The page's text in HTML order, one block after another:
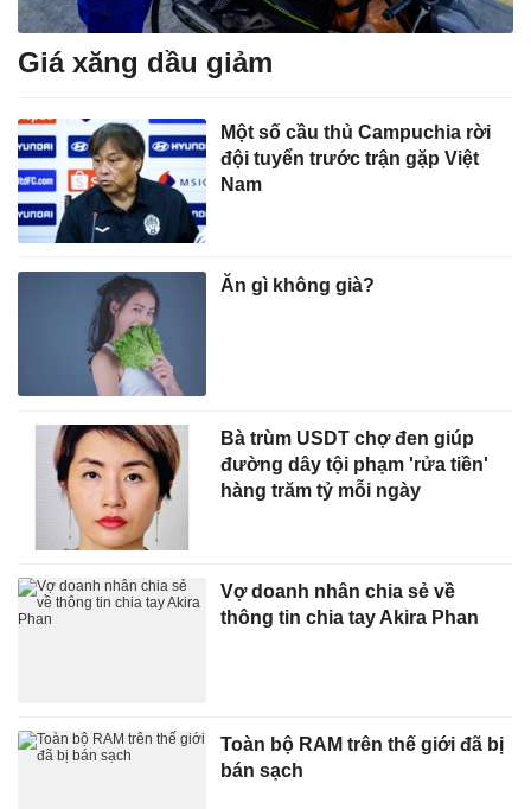
Giá xăng dầu giảm
Một số cầu thủ Campuchia rời
đội tuyển trước trận gặp Việt
Nam
Ăn gì không già?
Bà trùm USDT chợ đen giúp
đường dây tội phạm 'rửa tiền'
hàng trăm tỷ mỗi ngày
Vợ doanh nhân chia sẻ về
thông tin chia tay Akira Phan
Toàn bộ RAM trên thế giới đã bị
bán sạch